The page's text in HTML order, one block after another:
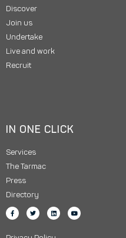
Discover
Join us
Undertake
Live and work
Recruit
IN ONE CLICK
Services
The Tarmac
Press
Directory